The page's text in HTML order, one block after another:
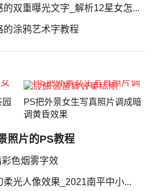
双重曝光文字_解析12星女怎...
的涂鸦艺术字教程
PS把外景女生写真照片调成暗
调黄昏效果
照片的PS教程
色烟雾字效
光人像效果_2021南平中小...